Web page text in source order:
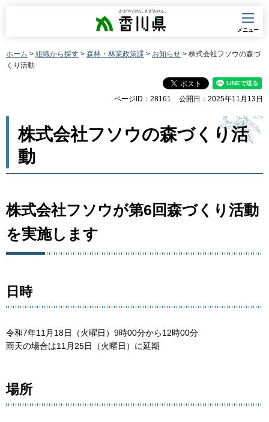
香川県
メニュー
ホーム > 組織から探す > 森林・林業政策課 > お知らせ > 株式会社フソウの森づ
くり活動
ページID：28161 公開日：2025年11月13日
株式会社フソウの森づくり活
動
株式会社フソウが第6回森づくり活動
を実施します
日時
令和7年11月18日（火曜日）9時00分から12時00分
雨天の場合は11月25日（火曜日）に延期
場所